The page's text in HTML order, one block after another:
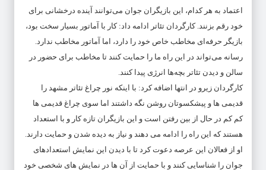
اعتماد به هر کدام، این بازیگران جوان می‌توانند آینده درخشانی برای
خود رقم بزنند. کارگردان تئاتر ادامه داد: کار با آماتور بسیار سخت بود،
بازیگر حرفه‌ای مخاطب خاص خود را دارد، اما آماتور مخاطب ندارد.
رسانه می‌تواند در این راه ما را حمایت کنند تا مخاطب برای حضور در
سالن و دیدن تئاتر بچه‌ها انرژی پیدا کنند.
کارگردان زیرو در انتها اضافه کرد: با اینکه نور چراغ تئاتر مشهد را
قدیمی ها و پیشکسوتان روشن نگه داشتند اما سوی چراغ قدیمی ها
کم کم در حال از بین رفتن است و این بازیگران تازه کار و با استعداد
هستند که این راه را ادامه می دهند و نیاز به دیده شدن و حمایت دارند.
او از فعالان این عرصه دعوت کرد تا با دیدن این نمایش استعدادهای
جوان را شناسایی کنند و با حمایت از آن ها در نمایش های شخصی خود